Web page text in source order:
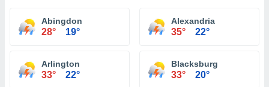
Abingdon
28° 19°
Alexandria
35° 22°
Arlington
33° 22°
Blacksburg
33° 20°